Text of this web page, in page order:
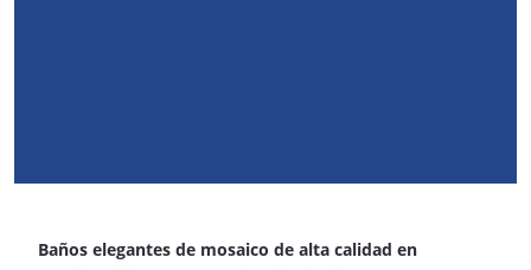
Baños elegantes de mosaico de alta calidad en